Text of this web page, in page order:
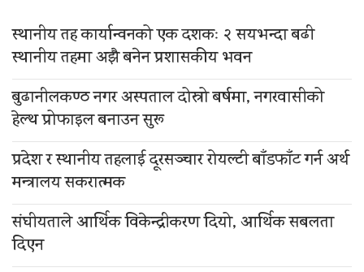
स्थानीय तह कार्यान्वनको एक दशकः २ सयभन्दा बढी
स्थानीय तहमा अझै बनेन प्रशासकीय भवन
बुढानीलकण्ठ नगर अस्पताल दोस्रो बर्षमा, नगरवासीको
हेल्थ प्रोफाइल बनाउन सुरू
प्रदेश र स्थानीय तहलाई दूरसञ्चार रोयल्टी बाँडफाँट गर्न अर्थ
मन्त्रालय सकरात्मक
संघीयताले आर्थिक विकेन्द्रीकरण दियो, आर्थिक सबलता
दिएन